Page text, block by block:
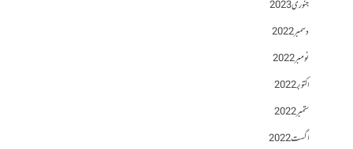
جنوری 2023
دسمبر 2022
نومبر 2022
اکتوبر 2022
ستمبر 2022
اگست 2022